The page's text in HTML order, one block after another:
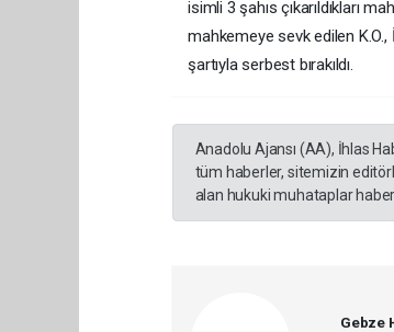
isimli 3 şahıs çıkarıldıkları
mahkemeye sevk edilen K.O.,
şartıyla serbest bırakıldı.
Anadolu Ajansı (AA), İhlas
tüm haberler, sitemizin
alan hukuki muhataplar
Gebze